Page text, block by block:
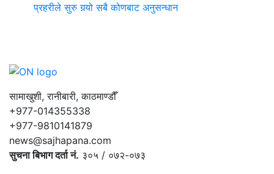
प्रहरीले सुरु गर्‍यो सबै कोणबाट अनुसन्धान
सामाखुशी, रानीबारी, काठमाण्डौँ
+977-014355338
+977-9810141879
news@sajhapana.com
सुचना बिभाग दर्ता नं. ३०५ / ०७२-०७३